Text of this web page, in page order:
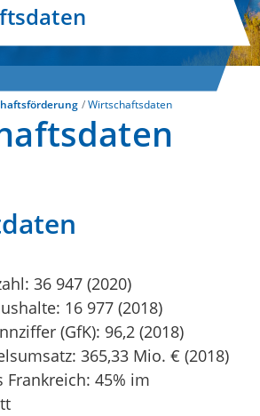
Wirtschaftsdaten
36 947 (2020)
16 977 (2018)
(GfK): 96,2 (2018)
365,33 Mio. € (2018)
Frankreich: 45% im